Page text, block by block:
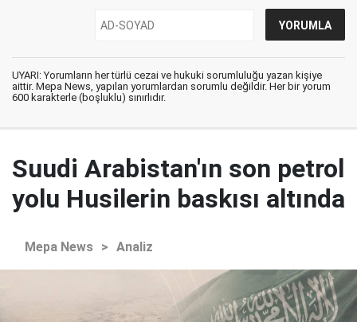
UYARI: Yorumların her türlü cezai ve hukuki sorumluluğu yazan kişiye
aittir. Mepa News, yapılan yorumlardan sorumlu değildir. Her bir yorum
600 karakterle (boşluklu) sınırlıdır.
Suudi Arabistan'ın son petrol
yolu Husilerin baskısı altında
Mepa News > Analiz